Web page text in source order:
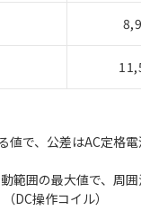
で、公差はAC定格
範囲の最大値で、周
DC操作コイル）